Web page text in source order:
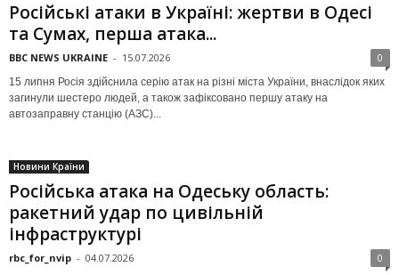
Російські атаки в Україні: жертви в Одесі
та Сумах, перша атака...
BBC NEWS UKRAINE - 15.07.2026 0
15 липня Росія здійснила серію атак на різні міста України, внаслідок яких
загинули шестеро людей, а також зафіксовано першу атаку на
автозаправну станцію (АЗС)...
Новини Країни
Російська атака на Одеську область:
ракетний удар по цивільній
інфраструктурі
rbc_for_nvip - 04.07.2026 0